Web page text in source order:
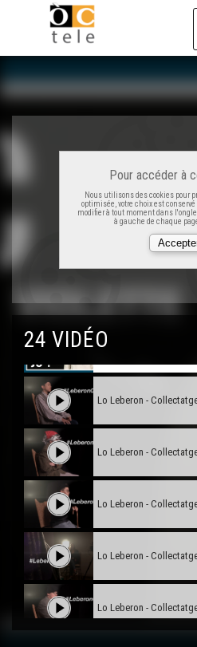
Pour accéder à
Nous utilisons des cookies pour
optimisée, votre choix est
modifier à tout moment dans
à gauche de chaque
24 VIDÉO
Lo PCI, qu'es aquò ?
L'occitan per jo (2)
Lo Leberon -
Lo Leberon -
Lo Leberon -
Lo Leberon -
Lo Leberon -